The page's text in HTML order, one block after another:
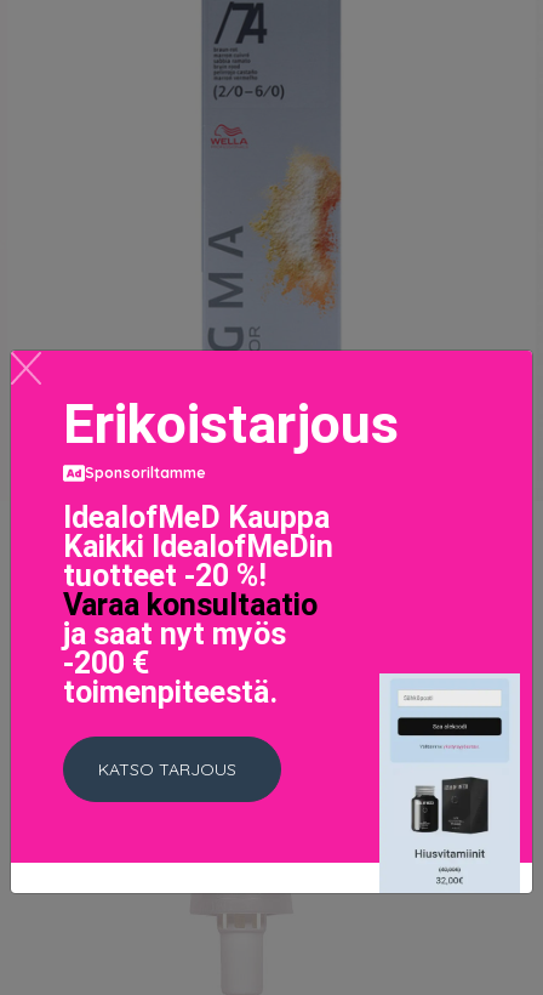
Pysyvä väriaine Wella Magma 74 (120 g)
57 EUR
LISÄTIETOJA
Erikoistarjous
Sponsoriltamme
IdealofMeD Kauppa
Kaikki IdealofMeDin
tuotteet -20 %!
Varaa konsultaatio
ja saat nyt myös
-200 €
toimenpiteestä.
KATSO TARJOUS